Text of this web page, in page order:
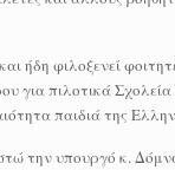
ήδη φιλοξενεί
πιλοτικά
παιδιά της
την υπουργό κ.